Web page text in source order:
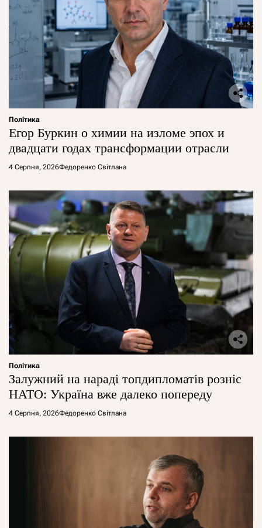
Політика
Егор Буркин о химии на изломе эпох и
двадцати годах трансформации отрасли
4 Серпня, 2026Федоренко Світлана
Політика
Залужний на нараді топдипломатів розніс
НАТО: Україна вже далеко попереду
4 Серпня, 2026Федоренко Світлана